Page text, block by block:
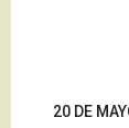
20 DE